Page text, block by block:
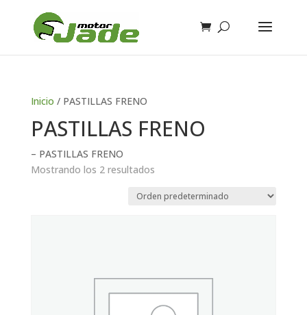
Inicio / PASTILLAS FRENO
PASTILLAS FRENO
– PASTILLAS FRENO
Mostrando los 2 resultados